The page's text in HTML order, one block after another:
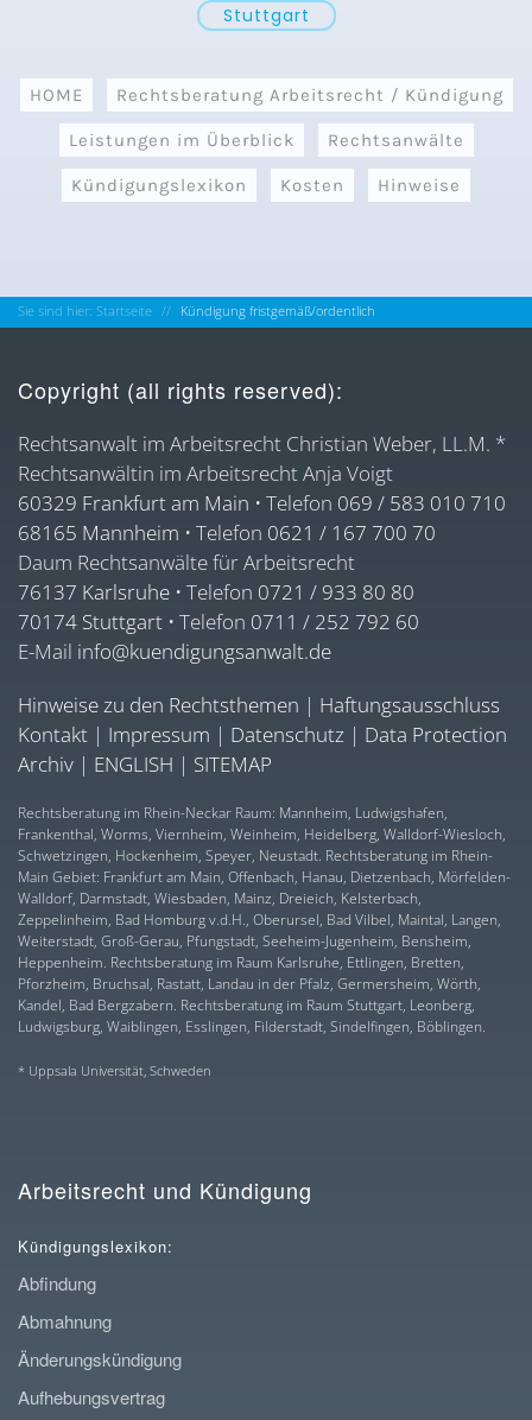
Stuttgart
HOME Rechtsberatung Arbeitsrecht / Kündigung
Leistungen im Überblick Rechtsanwälte
Kündigungslexikon Kosten Hinweise
Sie sind hier: Startseite Kündigung fristgemäß/ordentlich
Copyright (all rights reserved):
Rechtsanwalt im Arbeitsrecht Christian Weber, LL.M. *
Rechtsanwältin im Arbeitsrecht Anja Voigt
60329 Frankfurt am Main • Telefon 069 / 583 010 710
68165 Mannheim • Telefon 0621 / 167 700 70
Daum Rechtsanwälte für Arbeitsrecht
76137 Karlsruhe • Telefon 0721 / 933 80 80
70174 Stuttgart • Telefon 0711 / 252 792 60
E-Mail info@kuendigungsanwalt.de
Hinweise zu den Rechtsthemen | Haftungsausschluss
Kontakt | Impressum | Datenschutz | Data Protection
Archiv | ENGLISH | SITEMAP
Rechtsberatung im Rhein-Neckar Raum: Mannheim, Ludwigshafen,
Frankenthal, Worms, Viernheim, Weinheim, Heidelberg, Walldorf-Wiesloch,
Schwetzingen, Hockenheim, Speyer, Neustadt. Rechtsberatung im Rhein-
Main Gebiet: Frankfurt am Main, Offenbach, Hanau, Dietzenbach, Mörfelden-
Walldorf, Darmstadt, Wiesbaden, Mainz, Dreieich, Kelsterbach,
Zeppelinheim, Bad Homburg v.d.H., Oberursel, Bad Vilbel, Maintal, Langen,
Weiterstadt, Groß-Gerau, Pfungstadt, Seeheim-Jugenheim, Bensheim,
Heppenheim. Rechtsberatung im Raum Karlsruhe, Ettlingen, Bretten,
Pforzheim, Bruchsal, Rastatt, Landau in der Pfalz, Germersheim, Wörth,
Kandel, Bad Bergzabern. Rechtsberatung im Raum Stuttgart, Leonberg,
Ludwigsburg, Waiblingen, Esslingen, Filderstadt, Sindelfingen, Böblingen.
* Uppsala Universität, Schweden
Arbeitsrecht und Kündigung
Kündigungslexikon:
Abfindung
Abmahnung
Änderungskündigung
Aufhebungsvertrag